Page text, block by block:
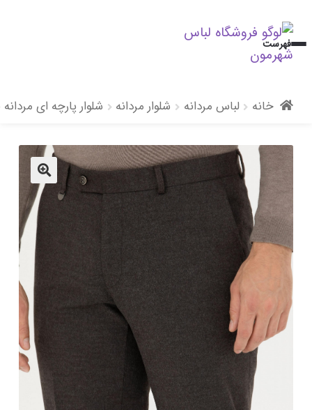
پرش
به
پرش
به
فهرست
خانه لباس مردانه شلوار مردانه شلوار پارچه ای مردانه
🔍